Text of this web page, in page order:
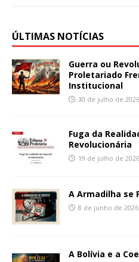
ÚLTIMAS NOTÍCIAS
Guerra ou
Proletariado
Institucional
30 de julho de 2026
Fuga da
Revolucionária
19 de julho de 2026
A Armadilha se
8 de junho de 2026
A Bolívia e a